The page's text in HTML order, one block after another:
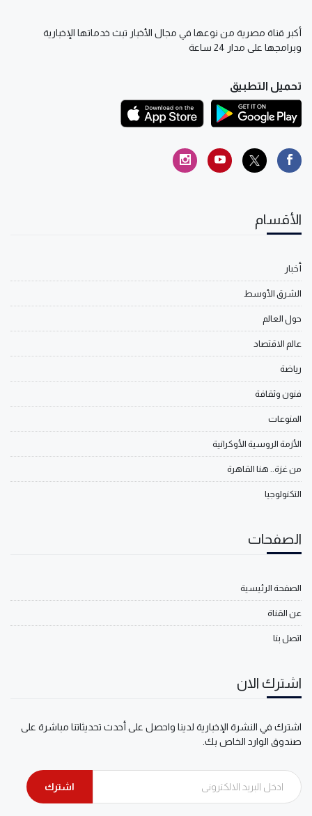
أكبر قناة مصرية من نوعها في مجال الأخبار تبث خدماتها الإخبارية
وبرامجها على مدار 24 ساعة
تحميل التطبيق
الأقسام
أخبار
الشرق الأوسط
حول العالم
عالم الاقتصاد
رياضة
فنون وثقافة
المنوعات
الأزمة الروسية الأوكرانية
من غزة.. هنا القاهرة
التكنولوجيا
الصفحات
الصفحة الرئيسية
عن القناة
اتصل بنا
اشترك الان
اشترك في النشرة الإخبارية لدينا واحصل على أحدث تحديثاتنا مباشرة على
صندوق الوارد الخاص بك.
اشترك